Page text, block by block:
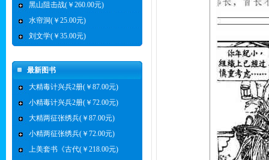
黑山阻击战(￥260.00元)
水帘洞(￥25.00元)
刘文学(￥35.00元)
最新图书
大精毒计兴兵2册(￥87.00元)
小精毒计兴兵2册(￥72.00元)
大精两征张绣兵(￥87.00元)
小精两征张绣兵(￥72.00元)
上美套书《古代(￥218.00元)